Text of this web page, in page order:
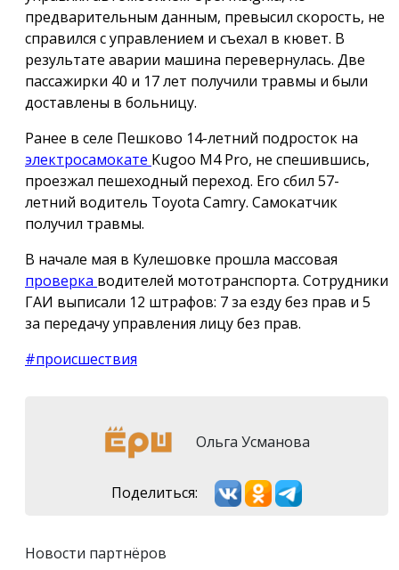
предварительным данным, превысил скорость, не
справился с управлением и съехал в кювет. В
результате аварии машина перевернулась. Две
пассажирки 40 и 17 лет получили травмы и были
доставлены в больницу.
Ранее в селе Пешково 14-летний подросток на
электросамокате Kugoo M4 Pro, не спешившись,
проезжал пешеходный переход. Его сбил 57-
летний водитель Toyota Camry. Самокатчик
получил травмы.
В начале мая в Кулешовке прошла массовая
проверка водителей мототранспорта. Сотрудники
ГАИ выписали 12 штрафов: 7 за езду без прав и 5
за передачу управления лицу без прав.
#происшествия
Ольга Усманова
Поделиться:
Новости партнёров